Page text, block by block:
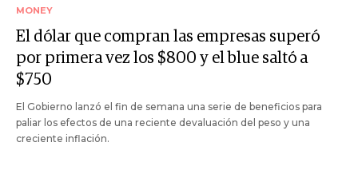
MONEY
El dólar que compran las empresas superó
por primera vez los $800 y el blue saltó a
$750
El Gobierno lanzó el fin de semana una serie de beneficios para
paliar los efectos de una reciente devaluación del peso y una
creciente inflación.